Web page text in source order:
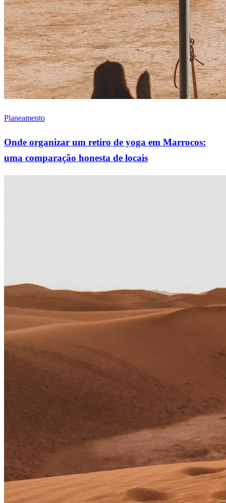
Planeamento
Onde organizar um retiro de yoga em Marrocos:
uma comparação honesta de locais